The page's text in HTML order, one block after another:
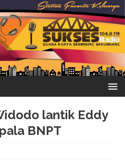
lantik Eddy
BNPT